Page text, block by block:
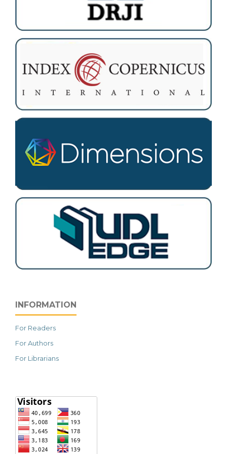
INFORMATION
For Readers
For Authors
For Librarians